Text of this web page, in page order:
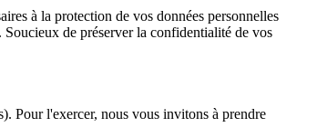
à la protection de vos données personnelles
de préserver la confidentialité de vos
Pour l'exercer, nous vous invitons à prendre